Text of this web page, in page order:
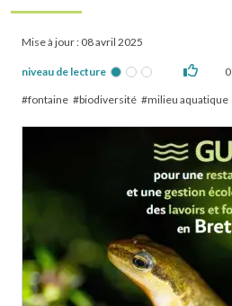
Mise à jour : 08 avril 2025
niveau de lecture 0
fontaine biodiversité milieu aquatique